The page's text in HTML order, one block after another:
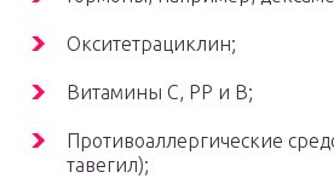
Окситетрациклин;
Витамины С, РР и В;
Противоаллергические
тавегил);